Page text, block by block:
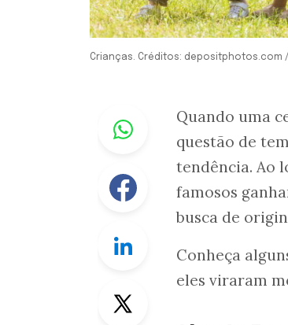
Crianças. Créditos: depositphotos.com
Whastapp
Facebook
Twitter
Quando uma
questão de
tendência. Ao
famosos
busca de
Conheça
eles viraram